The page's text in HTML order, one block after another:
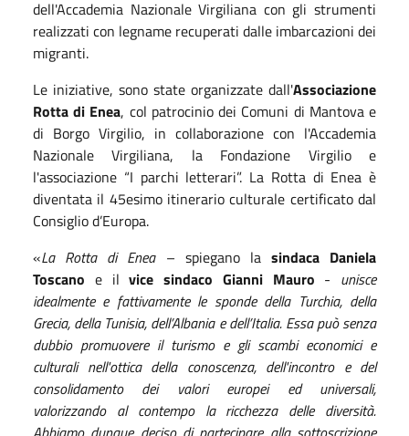
dell'Accademia Nazionale Virgiliana con gli strumenti
realizzati con legname recuperati dalle imbarcazioni dei
migranti.
Le iniziative, sono state organizzate dall'Associazione
Rotta di Enea, col patrocinio dei Comuni di Mantova e
di Borgo Virgilio, in collaborazione con l'Accademia
Nazionale Virgiliana, la Fondazione Virgilio e
l'associazione “I parchi letterari”. La Rotta di Enea è
diventata il 45esimo itinerario culturale certificato dal
Consiglio d’Europa.
«La Rotta di Enea– spiegano la sindaca Daniela
Toscano e ilvice sindaco Gianni Mauro - unisce
idealmente e fattivamente le sponde della Turchia, della
Grecia, della Tunisia, dell’Albania e dell’Italia. Essa può senza
dubbio promuovere il turismo e gli scambi economici e
culturali nell'ottica della conoscenza, dell'incontro e del
consolidamento dei valori europei ed universali,
valorizzando al contempo la ricchezza delle diversità.